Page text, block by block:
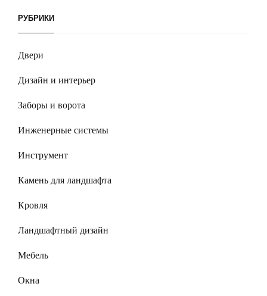
РУБРИКИ
Двери
Дизайн и интерьер
Заборы и ворота
Инженерные системы
Инструмент
Камень для ландшафта
Кровля
Ландшафтный дизайн
Мебель
Окна